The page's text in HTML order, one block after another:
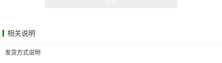
相关说明
发货方式说明